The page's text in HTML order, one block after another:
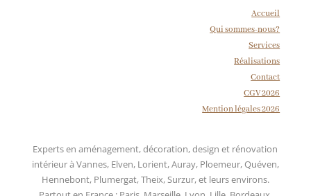
Accueil
Qui sommes-nous?
Services
Réalisations
Contact
CGV 2026
Mention légales 2026
Experts en aménagement, décoration, design et rénovation
intérieur à Vannes, Elven, Lorient, Auray, Ploemeur, Quéven,
Hennebont, Plumergat, Theix, Surzur, et leurs environs.